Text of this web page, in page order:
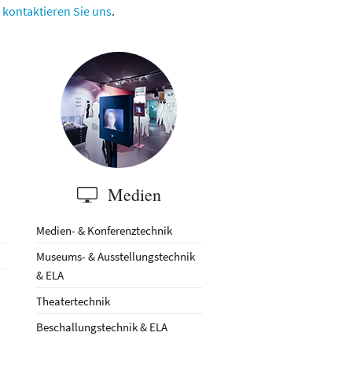
kontaktieren Sie uns.
Medien
Medien- & Konferenztechnik
Museums- & Ausstellungstechnik
& ELA
Theatertechnik
Beschallungstechnik & ELA